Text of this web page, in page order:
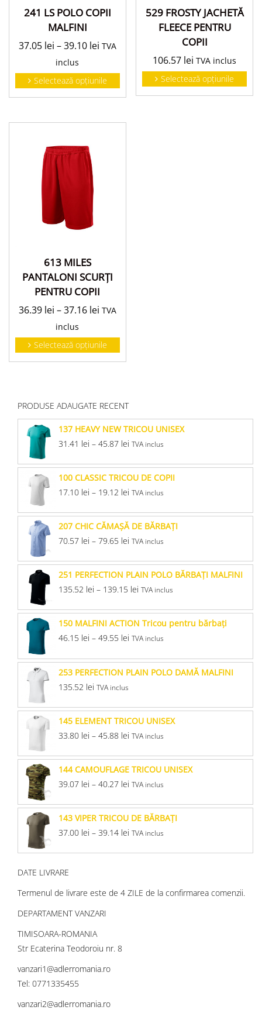
241 LS POLO COPII
MALFINI
37.05 lei –39.10 lei TVA
inclus
Selectează opțiunile
529 FROSTY JACHETĂ
FLEECE PENTRU
COPII
106.57 lei TVA inclus
Selectează opțiunile
613 MILES
PANTALONI SCURŢI
PENTRU COPII
36.39 lei –37.16 lei TVA
inclus
Selectează opțiunile
PRODUSE ADAUGATE RECENT
137 HEAVY NEW TRICOU UNISEX
31.41 lei – 45.87 lei TVA inclus
100 CLASSIC TRICOU DE COPII
17.10 lei – 19.12 lei TVA inclus
207 CHIC CĂMAŞĂ DE BĂRBAŢI
70.57 lei – 79.65 lei TVA inclus
251 PERFECTION PLAIN POLO BĂRBAŢI MALFINI
135.52 lei – 139.15 lei TVA inclus
150 MALFINI ACTION Tricou pentru bărbaţi
46.15 lei – 49.55 lei TVA inclus
253 PERFECTION PLAIN POLO DAMĂ MALFINI
135.52 lei TVA inclus
145 ELEMENT TRICOU UNISEX
33.80 lei – 45.88 lei TVA inclus
144 CAMOUFLAGE TRICOU UNISEX
39.07 lei – 40.27 lei TVA inclus
143 VIPER TRICOU DE BĂRBAŢI
37.00 lei – 39.14 lei TVA inclus
DATE LIVRARE
Termenul de livrare este de 4 ZILE de la confirmarea comenzii.
DEPARTAMENT VANZARI
TIMISOARA-ROMANIA
Str Ecaterina Teodoroiu nr. 8
vanzari1@adlerromania.ro
Tel: 0771335455
vanzari2@adlerromania.ro